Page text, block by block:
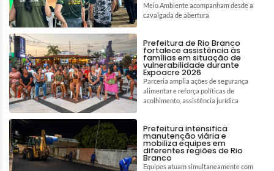
Meio Ambiente acompanham desde a
cavalgada de abertura
Prefeitura de Rio Branco
fortalece assistência às
famílias em situação de
vulnerabilidade durante
Expoacre 2026
Parceria amplia ações de segurança
alimentar e reforça políticas de
acolhimento, assistência jurídica
Prefeitura intensifica
manutenção viária e
mobiliza equipes em
diferentes regiões de Rio
Branco
Equipes atuam simultaneamente com